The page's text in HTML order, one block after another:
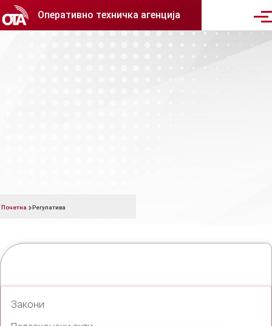
Skip to main content
Оперативно техничка агенција
Breadcrumb
Почетна Регулатива
Регулатива
Закони